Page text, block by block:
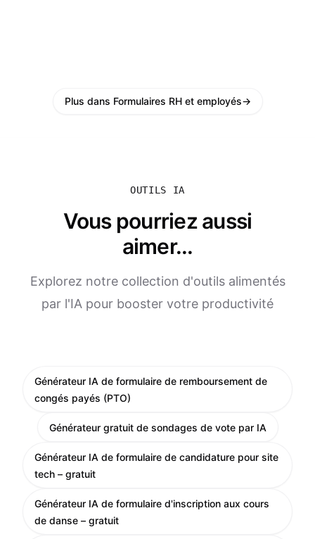
Plus dans Formulaires RH et employés→
OUTILS IA
Vous pourriez aussi
aimer...
Explorez notre collection d'outils alimentés
par l'IA pour booster votre productivité
Générateur IA de formulaire de remboursement de
congés payés (PTO)
Générateur gratuit de sondages de vote par IA
Générateur IA de formulaire de candidature pour site
tech – gratuit
Générateur IA de formulaire d'inscription aux cours
de danse – gratuit